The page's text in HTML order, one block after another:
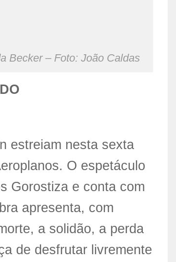
Becker – Foto: João Caldas
estreiam nesta sexta
O espetáculo
Gorostiza e conta com
apresenta, com
a solidão, a perda
de desfrutar livremente